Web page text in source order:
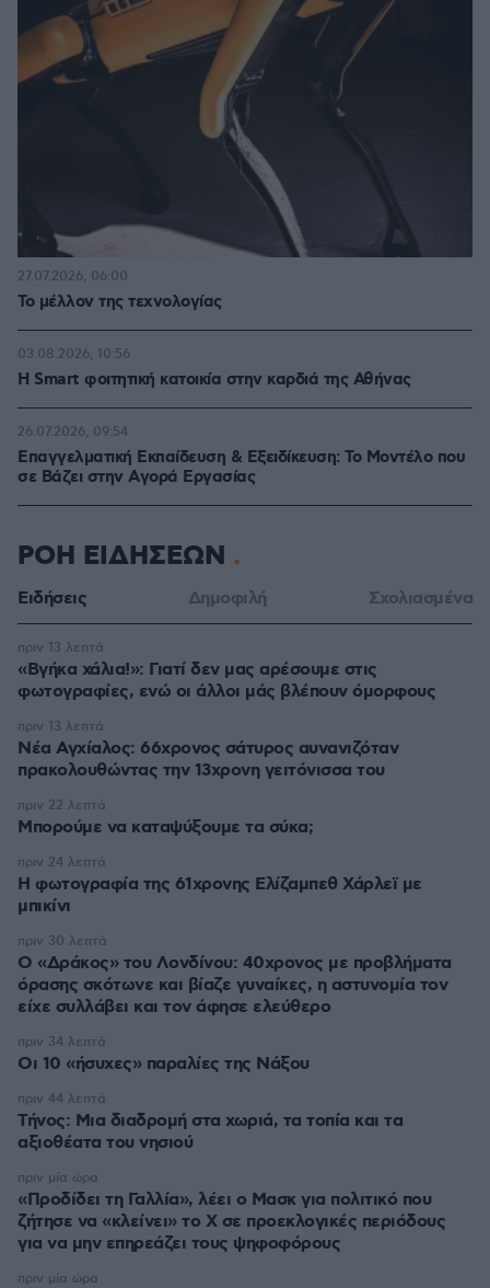
Το μέλλον της τεχνολογίας
27.07.2026, 06:00
Η Smart φοιτητική κατοικία στην καρδιά της Αθήνας
03.08.2026, 10:56
Επαγγελματική Εκπαίδευση & Εξειδίκευση: Το Mοντέλο που
σε Bάζει στην Aγορά Eργασίας
26.07.2026, 09:54
ΡΟΗ ΕΙΔΗΣΕΩΝ
Ειδήσεις Δημοφιλή Σχολιασμένα
«Βγήκα χάλια!»: Γιατί δεν μας αρέσουμε στις
φωτογραφίες, ενώ οι άλλοι μάς βλέπουν όμορφους
πριν 13 λεπτά
Νέα Αγχίαλος: 66χρονος σάτυρος αυνανιζόταν
πρακολουθώντας την 13χρονη γειτόνισσα του
πριν 13 λεπτά
Μπορούμε να καταψύξουμε τα σύκα;
πριν 22 λεπτά
Η φωτογραφία της 61χρονης Ελίζαμπεθ Χάρλεϊ με
μπικίνι
πριν 24 λεπτά
Ο «Δράκος» του Λονδίνου: 40χρονος με προβλήματα
όρασης σκότωνε και βίαζε γυναίκες, η αστυνομία τον
είχε συλλάβει και τον άφησε ελεύθερο
πριν 30 λεπτά
Οι 10 «ήσυχες» παραλίες της Νάξου
πριν 34 λεπτά
Τήνος: Μια διαδρομή στα χωριά, τα τοπία και τα
αξιοθέατα του νησιού
πριν 44 λεπτά
«Προδίδει τη Γαλλία», λέει ο Μασκ για πολιτικό που
ζήτησε να «κλείνει» το X σε προεκλογικές περιόδους
για να μην επηρεάζει τους ψηφοφόρους
πριν μία ώρα
πριν μία ώρα